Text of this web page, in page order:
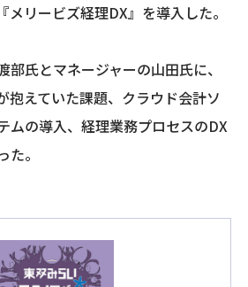
メリービズ経理DX』を導入した。
氏とマネージャーの山田氏に、
抱えていた課題、クラウド会計ソ
ムの導入、経理業務プロセスのDX
。